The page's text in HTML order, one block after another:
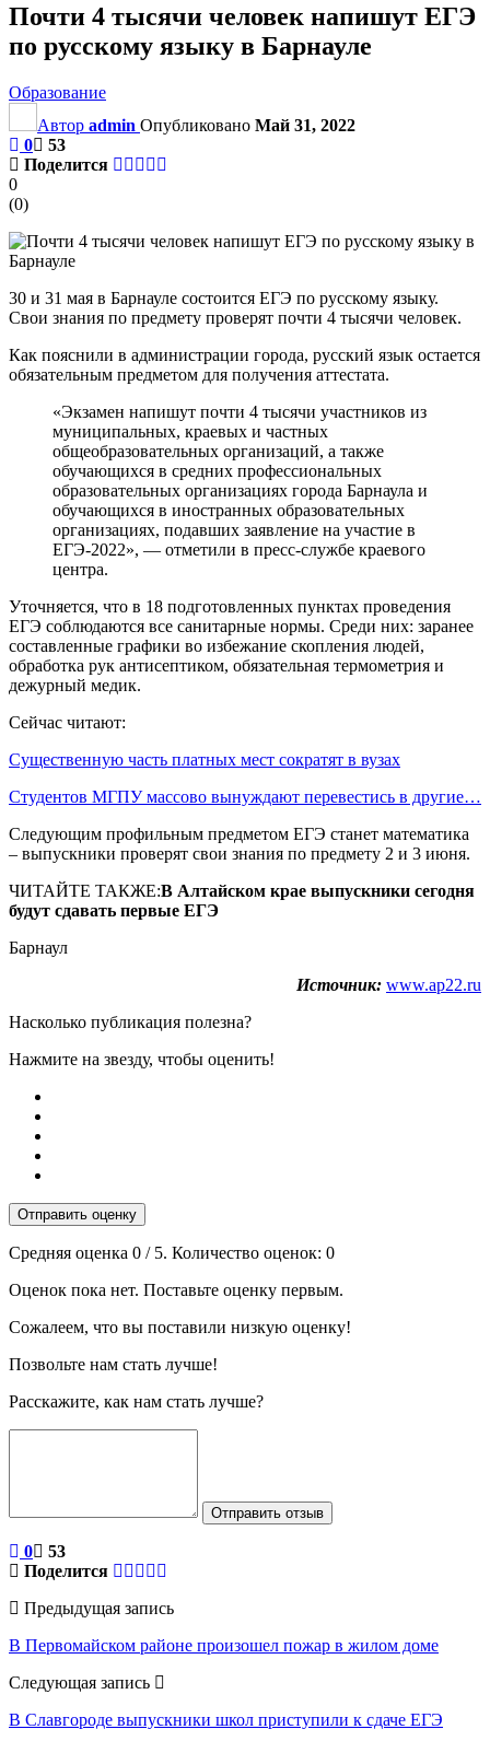
Почти 4 тысячи человек напишут ЕГЭ
по русскому языку в Барнауле
Образование
Автор admin Опубликовано Май 31, 2022
0
53
Поделится
0
(0)
30 и 31 мая в Барнауле состоится ЕГЭ по русскому языку.
Свои знания по предмету проверят почти 4 тысячи человек.
Как пояснили в администрации города, русский язык остается
обязательным предметом для получения аттестата.
«Экзамен напишут почти 4 тысячи участников из
муниципальных, краевых и частных
общеобразовательных организаций, а также
обучающихся в средних профессиональных
образовательных организациях города Барнаула и
обучающихся в иностранных образовательных
организациях, подавших заявление на участие в
ЕГЭ-2022», — отметили в пресс-службе краевого
центра.
Уточняется, что в 18 подготовленных пунктах проведения
ЕГЭ соблюдаются все санитарные нормы. Среди них: заранее
составленные графики во избежание скопления людей,
обработка рук антисептиком, обязательная термометрия и
дежурный медик.
Сейчас читают:
Существенную часть платных мест сократят в вузах
Студентов МГПУ массово вынуждают перевестись в другие…
Следующим профильным предметом ЕГЭ станет математика
– выпускники проверят свои знания по предмету 2 и 3 июня.
ЧИТАЙТЕ ТАКЖЕ:В Алтайском крае выпускники сегодня
будут сдавать первые ЕГЭ
Барнаул
Источник: www.ap22.ru
Насколько публикация полезна?
Нажмите на звезду, чтобы оценить!
Отправить оценку
Средняя оценка 0 / 5. Количество оценок: 0
Оценок пока нет. Поставьте оценку первым.
Сожалеем, что вы поставили низкую оценку!
Позвольте нам стать лучше!
Расскажите, как нам стать лучше?
Отправить отзыв
0
53
Поделится
Предыдущая запись
В Первомайском районе произошел пожар в жилом доме
Следующая запись
В Славгороде выпускники школ приступили к сдаче ЕГЭ